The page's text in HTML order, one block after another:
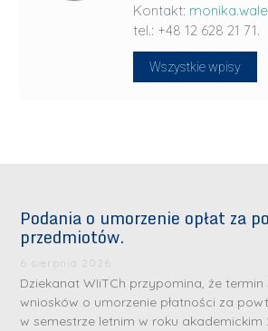
Kontakt:
tel.: +48 12 628 21 71.
Wszystkie wpisy
Podania o umorzenie opłat za
przedmiotów.
6 sierpnia 2026
Dziekanat WIiTCh przypomina, że termin
wniosków o umorzenie płatności za
w semestrze letnim w roku